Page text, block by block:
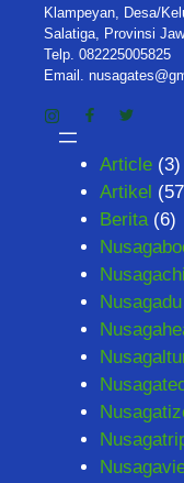
Klampeyan, Desa/
Salatiga, Provinsi
Telp. 082225005825
Email.
Article (3)
Artikel
Berita (6)
Nusagadu